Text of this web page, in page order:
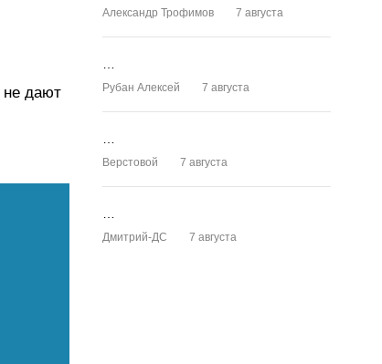
не дают
Александр Трофимов 7 августа
Рубан Алексей 7 августа
Верстовой 7 августа
Дмитрий-ДС 7 августа